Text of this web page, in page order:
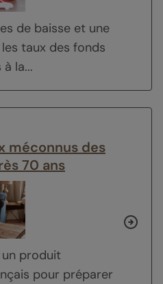
de baisse et une
taux des fonds
la...
méconnus des
70 ans
un produit
pour préparer